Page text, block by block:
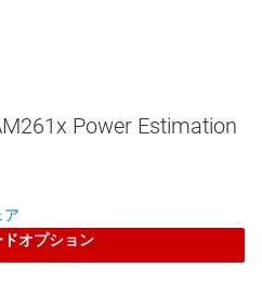
Power Estimation
ア
オプション